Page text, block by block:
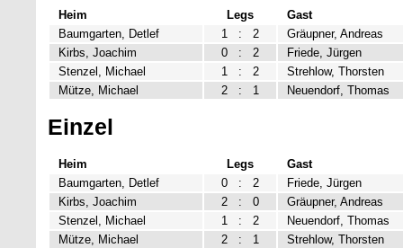
Heim Legs
Gast
Baumgarten, Detlef
1 : 2
Gräupner, Andreas
Kirbs, Joachim
0 : 2
Friede, Jürgen
Stenzel, Michael
1 : 2
Strehlow, Thorsten
Mütze, Michael
2 : 1 Neuendorf, Thomas
Einzel
Heim Legs
Gast
Baumgarten, Detlef
0 : 2
Friede, Jürgen
Kirbs, Joachim
2 : 0
Gräupner, Andreas
Stenzel, Michael
1 : 2
Neuendorf, Thomas
Mütze, Michael
2 : 1 Strehlow, Thorsten